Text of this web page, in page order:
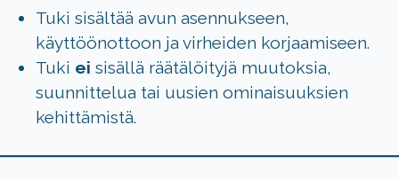
Tuki sisältää avun asennukseen,
käyttöönottoon ja virheiden korjaamiseen.
Tuki ei sisällä räätälöityjä muutoksia,
suunnittelua tai uusien ominaisuuksien
kehittämistä.